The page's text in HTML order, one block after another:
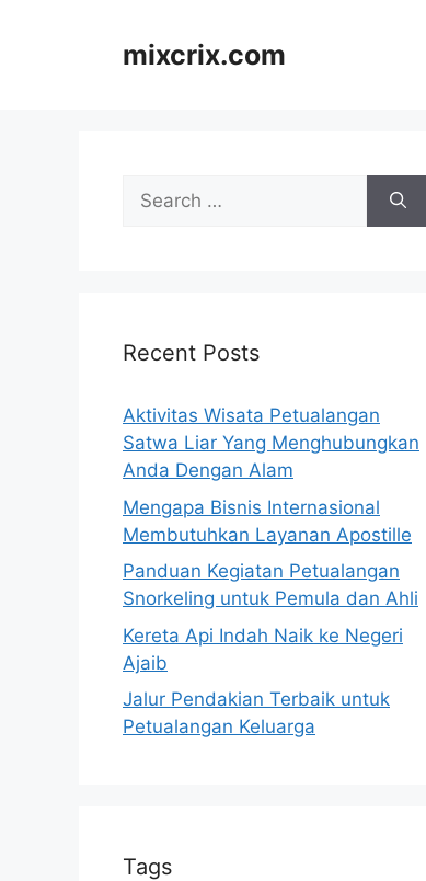
mixcrix.com
Search
for:
Recent Posts
Aktivitas Wisata Petualangan
Satwa Liar Yang Menghubungkan
Anda Dengan Alam
Mengapa Bisnis Internasional
Membutuhkan Layanan Apostille
Panduan Kegiatan Petualangan
Snorkeling untuk Pemula dan Ahli
Kereta Api Indah Naik ke Negeri
Ajaib
Jalur Pendakian Terbaik untuk
Petualangan Keluarga
Tags